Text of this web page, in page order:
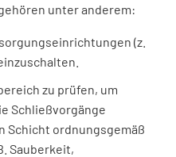
unter anderem:
(z.
zu prüfen, um
Schließvorgänge
Schicht ordnungsgemäß
Sauberkeit,